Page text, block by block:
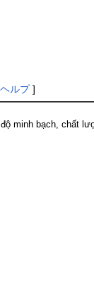
ヘルプ]
minh bạch, chất